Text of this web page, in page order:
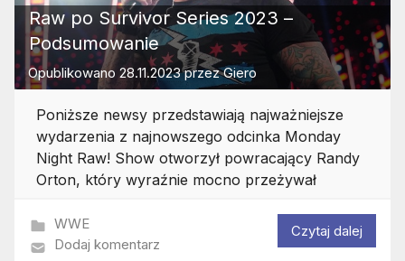
Raw po Survivor Series 2023 –
Podsumowanie
Opublikowano 28.11.2023przezGiero
Poniższe newsy przedstawiają najważniejsze
wydarzenia z najnowszego odcinka Monday
Night Raw! Show otworzył powracający Randy
Orton, który wyraźnie mocno przeżywał
WWE
Dodaj komentarz
Czytaj dalej